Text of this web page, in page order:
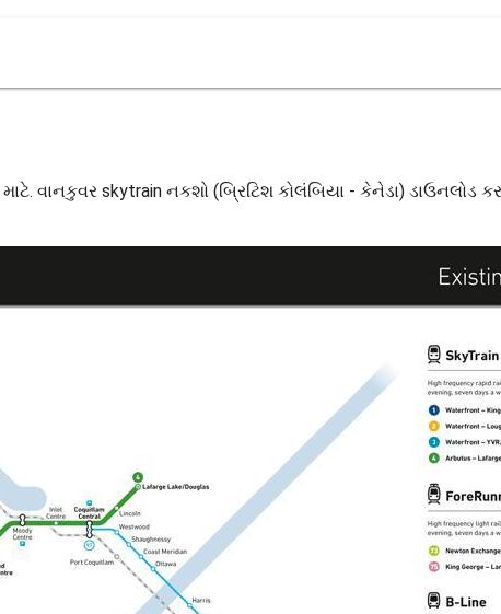
વાનકુવર skytrain નકશો (બ્રિટિશ કોલંબિયા - કેનેડા) ડાઉનલોડ